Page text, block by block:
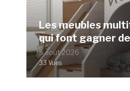
Les meubles
qui font gagner
5 août 2026
33 Vues